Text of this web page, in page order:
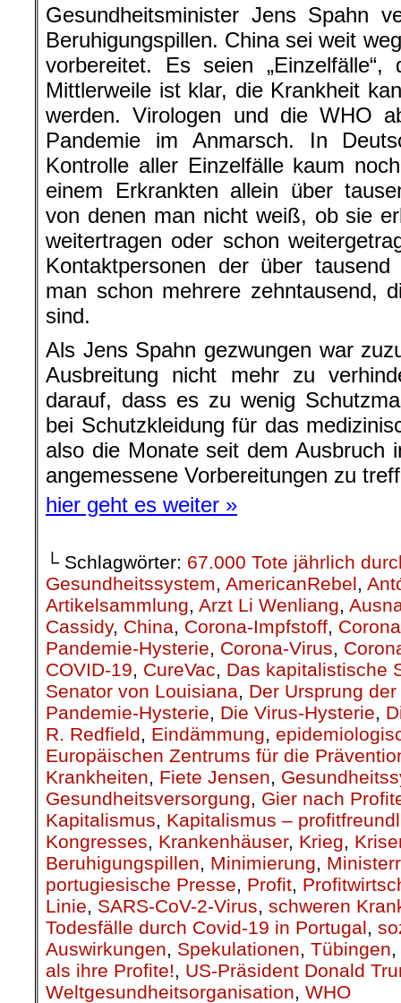
Gesundheitsminister Jens Spahn
Beruhigungspillen. China sei weit
vorbereitet. Es seien
Mittlerweile ist klar, die Krankheit
werden. Virologen und die WHO
Pandemie im Anmarsch. In
Kontrolle aller Einzelfälle kaum
einem Erkrankten allein über
von denen man nicht weiß, ob sie
weitertragen oder schon
Kontaktpersonen der über
man schon mehrere zehntausend,
sind.
Als Jens Spahn gezwungen war
Ausbreitung nicht mehr zu
darauf, dass es zu wenig
bei Schutzkleidung für das
also die Monate seit dem Ausbruch
angemessene Vorbereitungen zu
hier geht es weiter »
└ Schlagwörter: 67.000 Tote jährlich
Gesundheitssystem, AmericanRebel,
Artikelsammlung, Arzt Li Wenliang,
Cassidy, China, Corona-Impfstoff,
Pandemie-Hysterie, Corona-Virus,
COVID-19, CureVac, Das kapitalistische
Senator von Louisiana, Der Ursprung
Pandemie-Hysterie, Die Virus-Hysterie,
R. Redfield, Eindämmung,
Europäischen Zentrums für die
Krankheiten, Fiete Jensen,
Gesundheitsversorgung, Gier nach
Kapitalismus, Kapitalismus –
Kongresses, Krankenhäuser, Krieg,
Beruhigungspillen, Minimierung,
portugiesische Presse, Profit,
Linie, SARS-CoV-2-Virus, schweren
Todesfälle durch Covid-19 in Portugal,
Auswirkungen, Spekulationen, Tübingen,
als ihre Profite!, US-Präsident Donald
Weltgesundheitsorganisation, WHO